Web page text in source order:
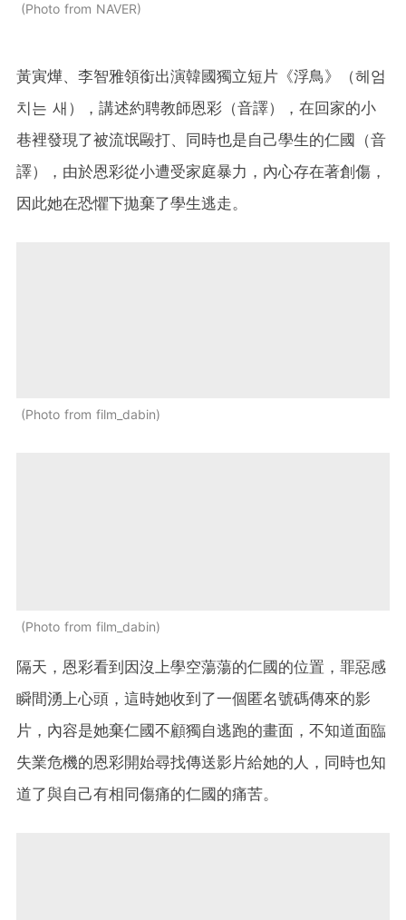
Photo from NAVER
黃寅燁、李智雅領銜出演韓國獨立短片《浮鳥》（헤엄
치는 새），講述約聘教師恩彩（音譯），在回家的小
巷裡發現了被流氓毆打、同時也是自己學生的仁國（音
譯），由於恩彩從小遭受家庭暴力，內心存在著創傷，
因此她在恐懼下拋棄了學生逃走。
Photo from film_dabin
Photo from film_dabin
隔天，恩彩看到因沒上學空蕩蕩的仁國的位置，罪惡感
瞬間湧上心頭，這時她收到了一個匿名號碼傳來的影
片，內容是她棄仁國不顧獨自逃跑的畫面，不知道面臨
失業危機的恩彩開始尋找傳送影片給她的人，同時也知
道了與自己有相同傷痛的仁國的痛苦。